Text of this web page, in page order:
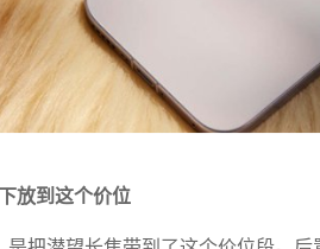
放到这个价位